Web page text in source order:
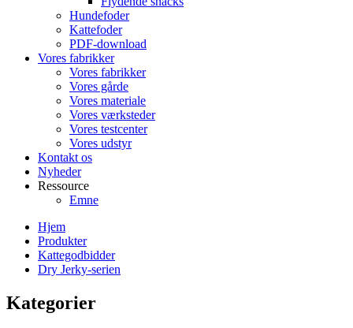
Hundefoder
Kattefoder
PDF-download
Vores fabrikker
Vores fabrikker
Vores gårde
Vores materiale
Vores værksteder
Vores testcenter
Vores udstyr
Kontakt os
Nyheder
Ressource
Emne
Hjem
Produkter
Kattegodbidder
Dry Jerky-serien
Kategorier